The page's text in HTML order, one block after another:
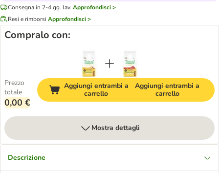
Consegna in 2-4 gg. lav. Approfondisci >
Resi e rimborsi Approfondisci >
Compralo con:
Prezzo
totale
0,00 €
Aggiungi entrambi a
carrello
Aggiungi entrambi a
carrello
Mostra dettagli
Descrizione